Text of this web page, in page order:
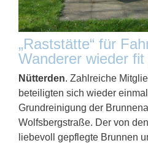
„Raststätte“ für
Wanderer wieder
Nütterden. Zahlreiche
beteiligten sich wieder
Grundreinigung der
Wolfsbergstraße. Der von
liebevoll gepflegte Brunnen